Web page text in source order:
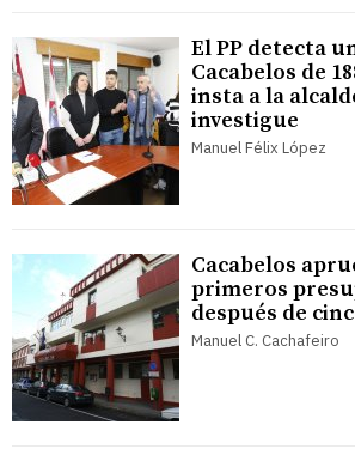
El PP detecta
Cacabelos de
insta a la
investigue
Manuel Félix López
Cacabelos
primeros
después de
Manuel C. Cachafeiro